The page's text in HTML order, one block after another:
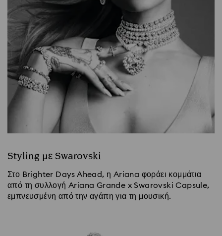
Styling με Swarovski
Στο Brighter Days Ahead, η Ariana φοράει κομμάτια
από τη συλλογή Ariana Grande x Swarovski Capsule,
εμπνευσμένη από την αγάπη για τη μουσική.